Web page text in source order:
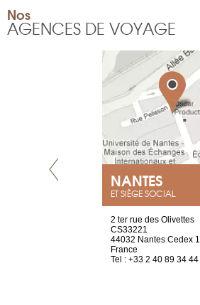
Nos
AGENCES DE VOYAGE
NANTES
ET SIÈGE SOCIAL
2 ter rue des Olivettes
CS33221
44032 Nantes Cedex 1
France
Tel : +33 2 40 89 34 44